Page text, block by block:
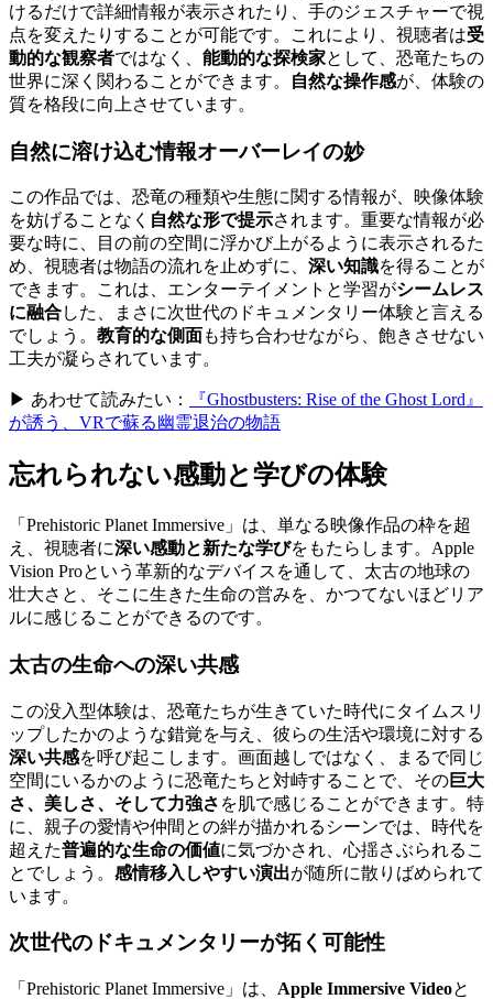
けるだけで詳細情報が表示されたり、手のジェスチャーで視
点を変えたりすることが可能です。これにより、視聴者は受
動的な観察者ではなく、 能動的な探検家として、恐竜たちの
世界に深く関わることができます。
自然な操作感が、体験の
質を格段に向上させています。
自然に溶け込む情報オーバーレイの妙
この作品では、恐竜の種類や生態に関する情報が、映像体験
を妨げることなく 自然な形で提示されます。重要な情報が必
要な時に、目の前の空間に浮かび上がるように表示されるた
め、視聴者は物語の流れを止めずに、 深い知識を得ることが
できます。これは、エンターテイメントと学習がシームレス
に融合した、まさに次世代のドキュメンタリー体験と言える
でしょう。 教育的な側面も持ち合わせながら、飽きさせない
工夫が凝らされています。
▶ あわせて読みたい：
『Ghostbusters: Rise of the Ghost Lord』
が誘う、VRで蘇る幽霊退治の物語
忘れられない感動と学びの体験
「Prehistoric Planet Immersive」は、単なる映像作品の枠を超
え、視聴者に深い感動と新たな学びをもたらします。Apple
Vision Proという革新的なデバイスを通して、太古の地球の
壮大さと、そこに生きた生命の営みを、かつてないほどリア
ルに感じることができるのです。
太古の生命への深い共感
この没入型体験は、恐竜たちが生きていた時代にタイムスリ
ップしたかのような錯覚を与え、彼らの生活や環境に対する
深い共感を呼び起こします。画面越しではなく、まるで同じ
空間にいるかのように恐竜たちと対峙することで、その巨大
さ、美しさ、そして力強さ を肌で感じることができます。特
に、親子の愛情や仲間との絆が描かれるシーンでは、時代を
超えた普遍的な生命の価値に気づかされ、心揺さぶられるこ
とでしょう。 感情移入しやすい演出が随所に散りばめられて
います。
次世代のドキュメンタリーが拓く可能性
「Prehistoric Planet Immersive」は、 Apple Immersive Videoと